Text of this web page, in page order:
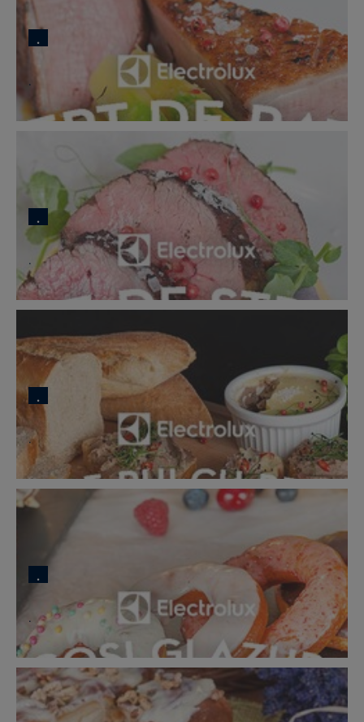
.
.
.
.
.
.
.
.